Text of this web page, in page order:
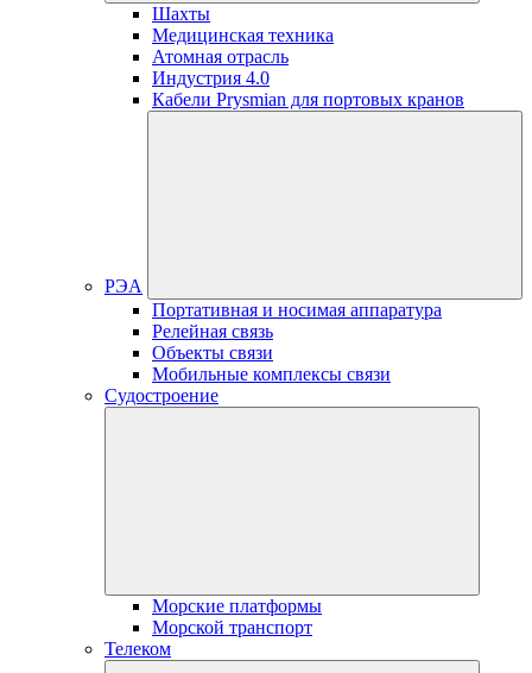
Шахты
Медицинская техника
Атомная отрасль
Индустрия 4.0
Кабели Prysmian для портовых кранов
РЭА
Портативная и носимая аппаратура
Релейная связь
Объекты связи
Мобильные комплексы связи
Судостроение
Морские платформы
Морской транспорт
Телеком